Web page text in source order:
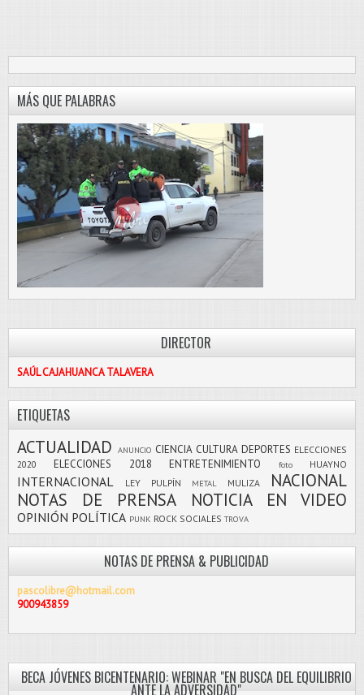
MÁS QUE PALABRAS
DIRECTOR
SAÚL CAJAHUANCA TALAVERA
ETIQUETAS
ACTUALIDAD ANUNCIO CIENCIA CULTURA DEPORTES ELECCIONES
2020
ELECCIONES 2018 ENTRETENIMIENTO foto HUAYNO
INTERNACIONAL LEY PULPÍN METAL MULIZA
NACIONAL
NOTAS DE PRENSA
NOTICIA EN VIDEO
OPINIÓN POLÍTICA PUNK ROCK SOCIALES TROVA
NOTAS DE PRENSA & PUBLICIDAD
pascolibre@hotmail.com
900943859
BECA JÓVENES BICENTENARIO: WEBINAR "EN BUSCA DEL EQUILIBRIO
ANTE LA ADVERSIDAD"